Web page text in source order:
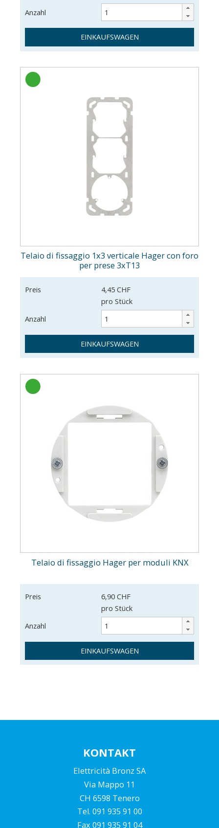
Anzahl
EINKAUFSWAGEN
Telaio di fissaggio 1x3 verticale Hager con foro
per prese 3xT13
Preis
4,45 CHF
pro Stück
Anzahl
EINKAUFSWAGEN
Telaio di fissaggio Hager per moduli KNX
Preis
6,90 CHF
pro Stück
Anzahl
EINKAUFSWAGEN
KONTAKT
Elettricità Bronz SA
Via Mappo 11
CH 6598 Tenero
Tel. 091 935 91 00
Fax 091 935 91 04